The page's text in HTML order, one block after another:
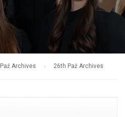
Paź Archives 26th Paź Archives